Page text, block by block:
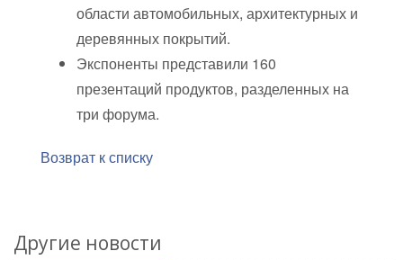
области автомобильных, архитектурных и
деревянных покрытий.
Экспоненты представили 160
презентаций продуктов, разделенных на
три форума.
Возврат к списку
Другие новости